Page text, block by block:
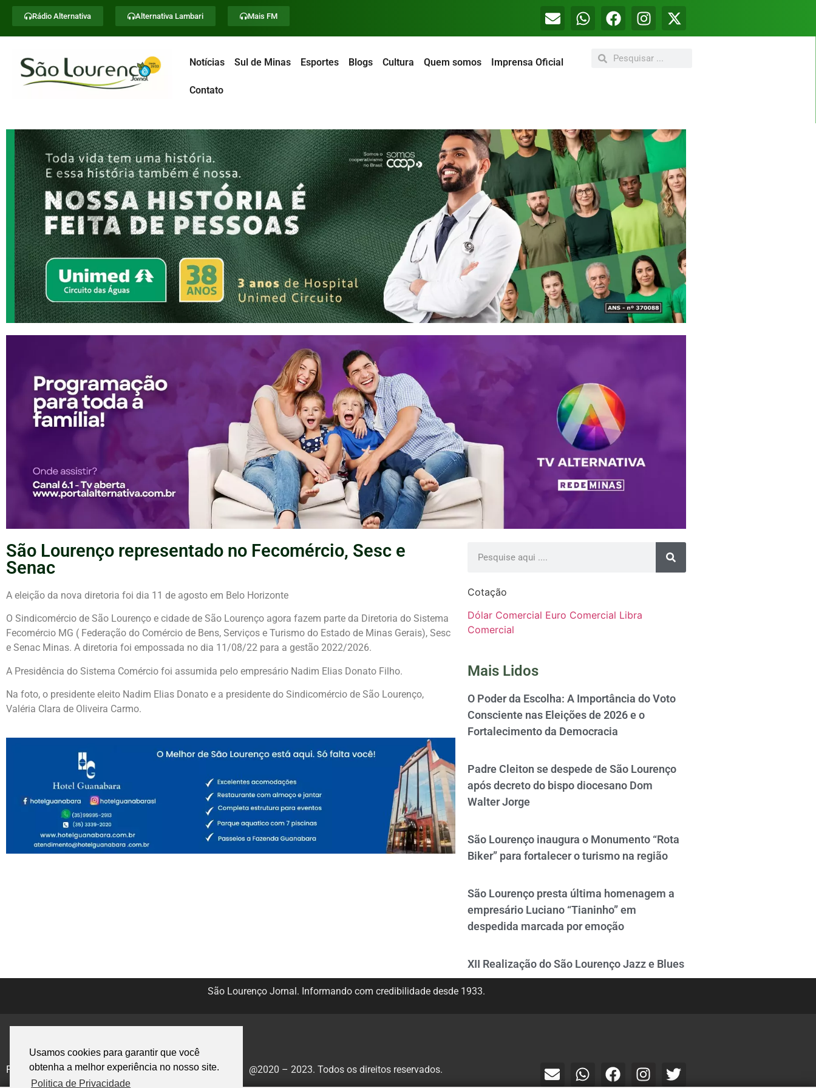
Usamos cookies para garantir que você
obtenha a melhor experiência no nosso site.
Politica de Privacidade
Rádio Alternativa Alternativa Lambari Mais FM
Notícias Sul de Minas Esportes Blogs Cultura Quem somos Imprensa Oficial
Contato
São Lourenço representado no Fecomércio, Sesc e
Senac
A eleição da nova diretoria foi dia 11 de agosto em Belo Horizonte
O Sindicomércio de São Lourenço e cidade de São Lourenço agora fazem parte da Diretoria do Sistema
Fecomércio MG ( Federação do Comércio de Bens, Serviços e Turismo do Estado de Minas Gerais), Sesc
e Senac Minas. A diretoria foi empossada no dia 11/08/22 para a gestão 2022/2026.
A Presidência do Sistema Comércio foi assumida pelo empresário Nadim Elias Donato Filho.
Na foto, o presidente eleito Nadim Elias Donato e a presidente do Sindicomércio de São Lourenço,
Valéria Clara de Oliveira Carmo.
Cotação
Dólar Comercial Euro Comercial Libra
Comercial
Mais Lidos
O Poder da Escolha: A Importância do Voto
Consciente nas Eleições de 2026 e o
Fortalecimento da Democracia
Padre Cleiton se despede de São Lourenço
após decreto do bispo diocesano Dom
Walter Jorge
São Lourenço inaugura o Monumento “Rota
Biker” para fortalecer o turismo na região
São Lourenço presta última homenagem a
empresário Luciano “Tianinho” em
despedida marcada por emoção
XII Realização do São Lourenço Jazz e Blues
São Lourenço Jornal. Informando com credibilidade desde 1933.
Politica de Privacidade @2020 – 2023. Todos os direitos reservados.